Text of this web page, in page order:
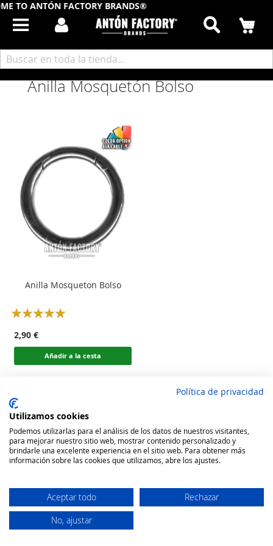
TO ANTÓN FACTORY BRANDS®
Buscar
Inicio Artículos Bolsos y Maletas
Fornitura Bolsos
Anilla Mosquetón Bolso
Anilla Mosquetón Bolso
Anilla Mosqueton Bolso
Rating:
2,90 €
Añadir a la cesta
Política de privacidad
Utilizamos cookies
Podemos utilizarlas para el análisis de los datos de nuestros visitantes,
para mejorar nuestro sitio web, mostrar contenido personalizado y
brindarle una excelente experiencia en el sitio web. Para obtener más
información sobre las cookies que utilizamos, abre los ajustes.
Aceptar todo Rechazar
No, ajustar